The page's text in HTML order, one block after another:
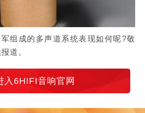
组成的多声道系统表现如何呢?敬
道。
入6HIFI音响官网